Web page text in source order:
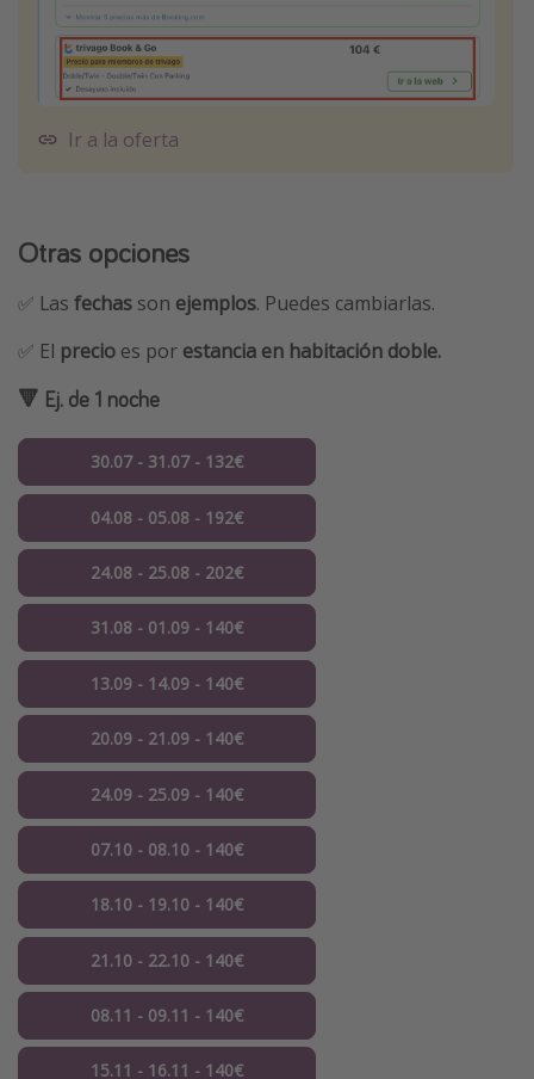
Ir a la oferta
Otras opciones
✅ Las fechas son ejemplos. Puedes cambiarlas.
✅ El precio es por estancia en habitación doble.
🔻 Ej. de 1 noche
30.07 - 31.07 - 132€
04.08 - 05.08 - 192€
24.08 - 25.08 - 202€
31.08 - 01.09 - 140€
13.09 - 14.09 - 140€
20.09 - 21.09 - 140€
24.09 - 25.09 - 140€
07.10 - 08.10 - 140€
18.10 - 19.10 - 140€
21.10 - 22.10 - 140€
08.11 - 09.11 - 140€
15.11 - 16.11 - 140€